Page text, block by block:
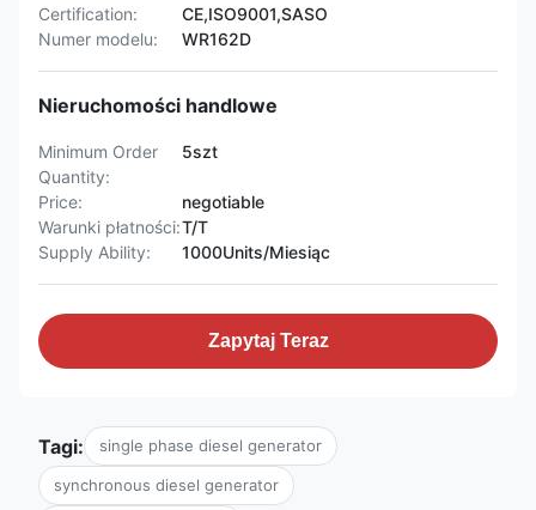
Certification:
CE,ISO9001,SASO
Numer modelu:
WR162D
Nieruchomości handlowe
Minimum Order
Quantity:
5szt
Price:
negotiable
Warunki płatności:T/T
Supply Ability:
1000Units/Miesiąc
Zapytaj Teraz
Tagi: single phase diesel generator
synchronous diesel generator